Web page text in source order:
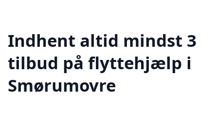
Indhent altid mindst 3
tilbud på flyttehjælp i
Smørumovre